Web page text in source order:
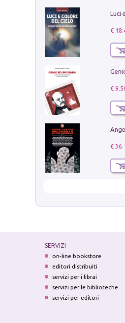
€
€
€
SERVIZI
on-line bookstore
editori distribuiti
servizi per i librai
servizi per le biblioteche
servizi per editori